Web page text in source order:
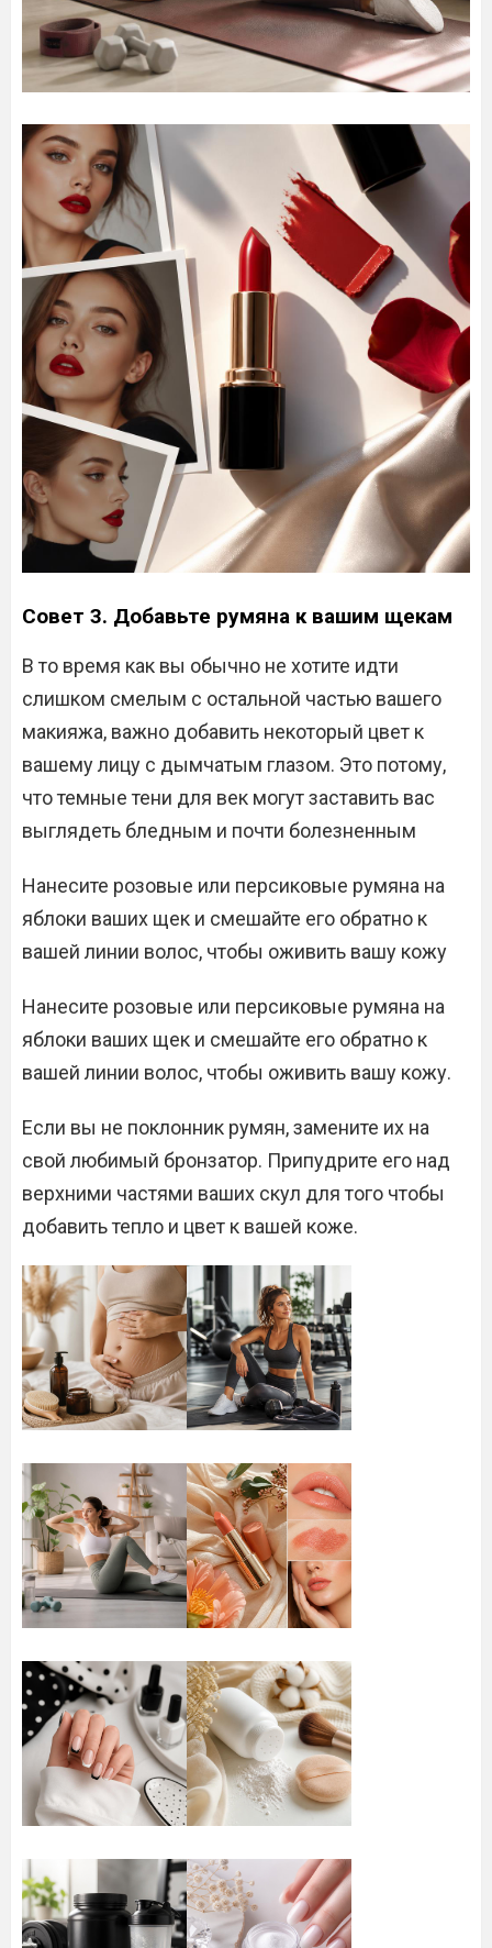
Совет 3. Добавьте румяна к вашим щекам
В то время как вы обычно не хотите идти
слишком смелым с остальной частью вашего
макияжа, важно добавить некоторый цвет к
вашему лицу с дымчатым глазом. Это потому,
что темные тени для век могут заставить вас
выглядеть бледным и почти болезненным
Нанесите розовые или персиковые румяна на
яблоки ваших щек и смешайте его обратно к
вашей линии волос, чтобы оживить вашу кожу
Нанесите розовые или персиковые румяна на
яблоки ваших щек и смешайте его обратно к
вашей линии волос, чтобы оживить вашу кожу.
Если вы не поклонник румян, замените их на
свой любимый бронзатор. Припудрите его над
верхними частями ваших скул для того чтобы
добавить тепло и цвет к вашей коже.